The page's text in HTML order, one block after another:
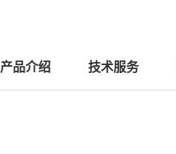
产品介绍 技术服务